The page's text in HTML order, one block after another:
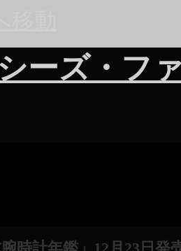
ーズ・フ